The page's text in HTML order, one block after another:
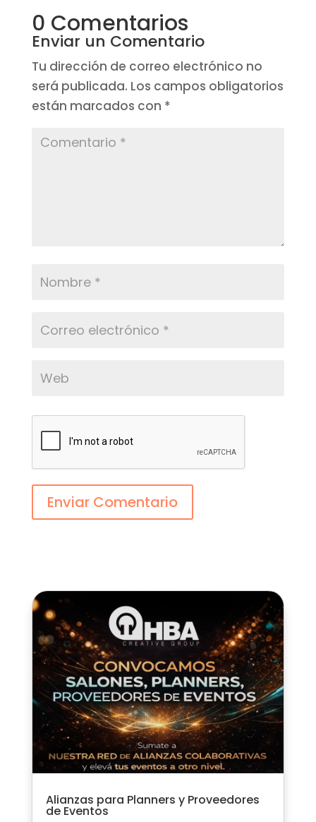
0 Comentarios
Enviar un Comentario
Tu dirección de correo electrónico no
será publicada. Los campos obligatorios
están marcados con *
Enviar Comentario
Alianzas para Planners y Proveedores
de Eventos